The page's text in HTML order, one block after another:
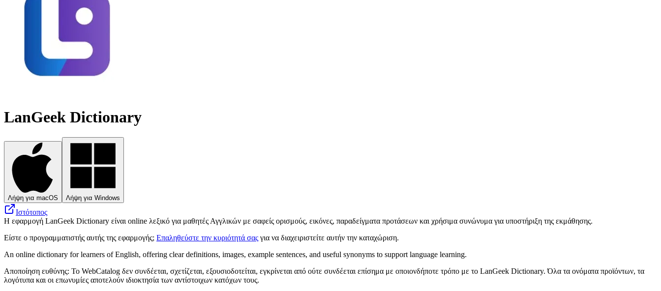
LanGeek Dictionary
Λήψη για macOS Λήψη για Windows
Ιστότοπος
Η εφαρμογή LanGeek Dictionary είναι online λεξικό για μαθητές Αγγλικών με σαφείς ορισμούς, εικόνες, παραδείγματα προτάσεων και χρήσιμα συνώνυμα για υποστήριξη της εκμάθησης.
Είστε ο προγραμματιστής αυτής της εφαρμογής; Επαληθεύστε την κυριότητά σας για να διαχειριστείτε αυτήν την καταχώριση.
An online dictionary for learners of English, offering clear definitions, images, example sentences, and useful synonyms to support language learning.
Αποποίηση ευθύνης: Το WebCatalog δεν συνδέεται, σχετίζεται, εξουσιοδοτείται, εγκρίνεται από ούτε συνδέεται επίσημα με οποιονδήποτε τρόπο με το LanGeek Dictionary. Όλα τα ονόματα προϊόντων, τα
λογότυπα και οι επωνυμίες αποτελούν ιδιοκτησία των αντίστοιχων κατόχων τους.